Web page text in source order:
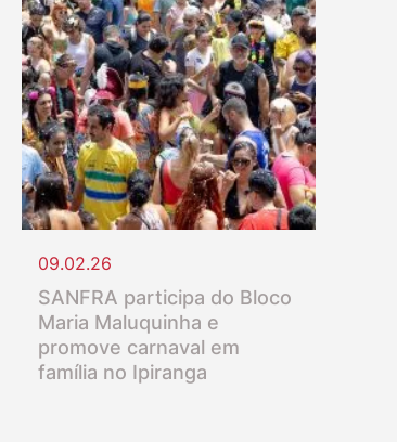
09.02.26
SANFRA participa do Bloco
Maria Maluquinha e
promove carnaval em
família no Ipiranga